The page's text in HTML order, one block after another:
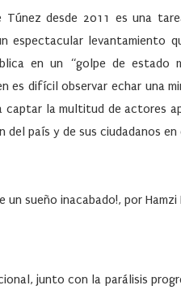
desde 2011 es una
espectacular levantamiento
en un “golpe de estado
es difícil observar echar una
captar la multitud de actores
del país y de sus ciudadanos
un sueño inacabado!, por
junto con la parálisis